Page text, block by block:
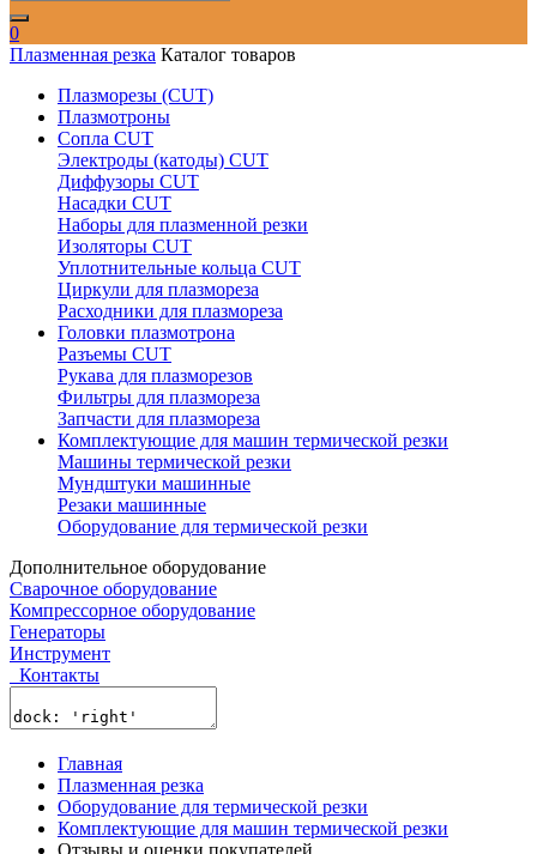
0
Плазменная резка Каталог товаров
Плазморезы (CUT)
Плазмотроны
Сопла CUT
Электроды (катоды) CUT
Диффузоры CUT
Насадки CUT
Наборы для плазменной резки
Изоляторы CUT
Уплотнительные кольца CUT
Циркули для плазмореза
Расходники для плазмореза
Головки плазмотрона
Разъемы CUT
Рукава для плазморезов
Фильтры для плазмореза
Запчасти для плазмореза
Комплектующие для машин термической резки
Машины термической резки
Мундштуки машинные
Резаки машинные
Оборудование для термической резки
Дополнительное оборудование
Сварочное оборудование
Компрессорное оборудование
Генераторы
Инструмент
Контакты
Главная
Плазменная резка
Оборудование для термической резки
Комплектующие для машин термической резки
Отзывы и оценки покупателей